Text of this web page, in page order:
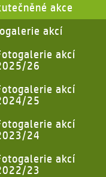
akce
akcí
akcí
26
akcí
25
akcí
24
akcí
23